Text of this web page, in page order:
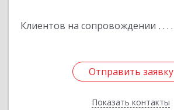
Клиентов на сопровождении
Отправить заявку
Показать контакты
Отправить заявку
Назад